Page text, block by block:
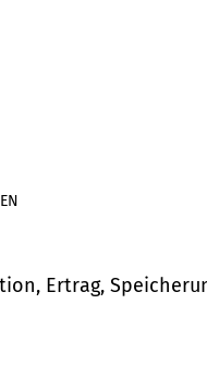
Ertrag,